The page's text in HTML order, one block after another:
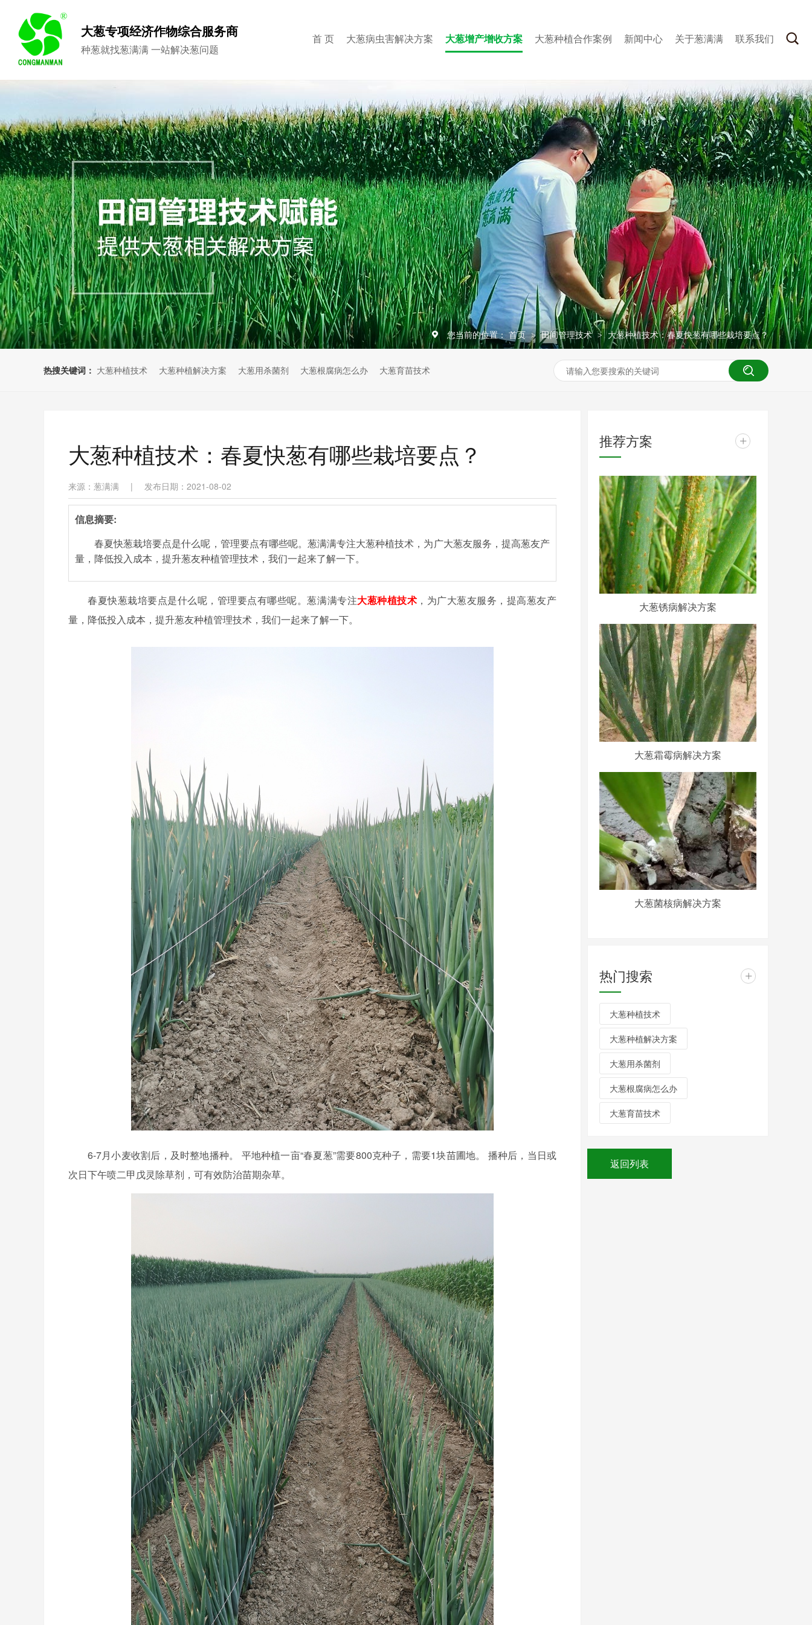
大葱专项经济作物综合服务商
种葱就找葱满满 一站解决葱问题
首 页 大葱病虫害解决方案 大葱增产增收方案 大葱种植合作案例 新闻中心 关于葱满满 联系我们
您当前的位置： 首页 > 田间管理技术 > 大葱种植技术：春夏快葱有哪些栽培要点？
热搜关键词： 大葱种植技术 大葱种植解决方案 大葱用杀菌剂 大葱根腐病怎么办 大葱育苗技术
大葱种植技术：春夏快葱有哪些栽培要点？
来源：葱满满 | 发布日期：2021-08-02
信息摘要:
春夏快葱栽培要点是什么呢，管理要点有哪些呢。葱满满专注大葱种植技术，为广大葱友服务，提高葱友产
量，降低投入成本，提升葱友种植管理技术，我们一起来了解一下。
春夏快葱栽培要点是什么呢，管理要点有哪些呢。葱满满专注大葱种植技术 ，为广大葱友服务，提高葱友产
量，降低投入成本，提升葱友种植管理技术，我们一起来了解一下。
6-7月小麦收割后，及时整地播种。 平地种植一亩“春夏葱”需要800克种子，需要1块苗圃地。 播种后，当日或
次日下午喷二甲戊灵除草剂，可有效防治苗期杂草。
推荐方案 +
大葱锈病解决方案
大葱霜霉病解决方案
大葱菌核病解决方案
热门搜索 +
大葱种植技术
大葱种植解决方案
大葱用杀菌剂
大葱根腐病怎么办
大葱育苗技术
返回列表